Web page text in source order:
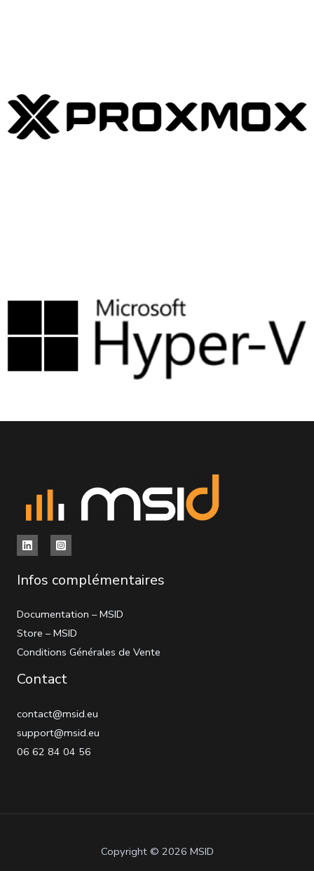
Infos complémentaires
Documentation – MSID
Store – MSID
Conditions Générales de Vente
Contact
contact@msid.eu
support@msid.eu
06 62 84 04 56
Copyright © 2026 MSID